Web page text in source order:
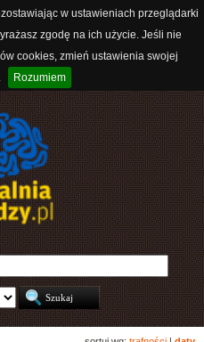
w ustawieniach przeglądarki
zgodę na ich użycie. Jeśli nie
cookies, zmień ustawienia swojej
Rozumiem